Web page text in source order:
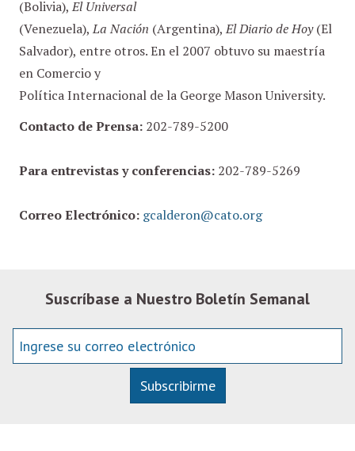
(Bolivia),El Universal
(Venezuela),La Nación (Argentina),El Diario de Hoy(El
Salvador), entre otros. En el 2007 obtuvo su maestría
en Comercio y
Política Internacional de la George Mason University.
Contacto de Prensa: 202-789-5200
Para entrevistas y conferencias: 202-789-5269
Correo Electrónico: gcalderon@cato.org
Suscríbase a Nuestro Boletín Semanal